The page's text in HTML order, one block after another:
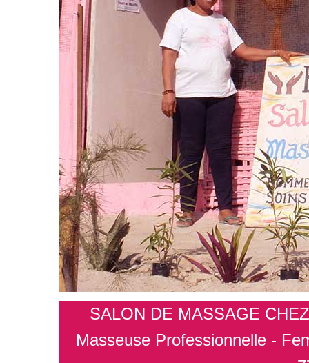
SALON DE MASSAGE
Masseuse Professionnelle -